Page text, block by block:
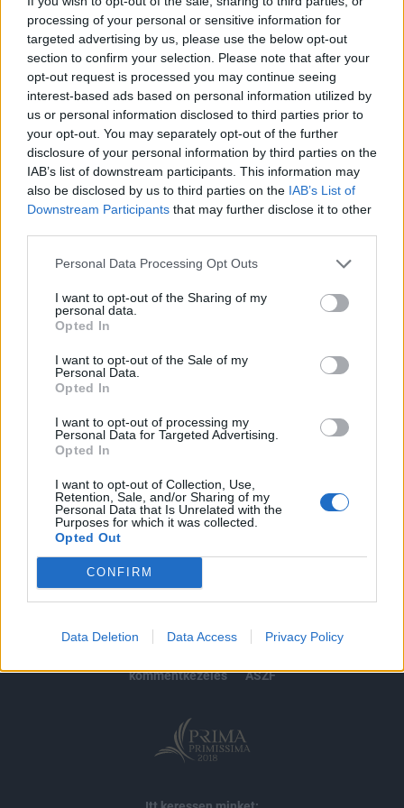
processing of your personal or sensitive information for
targeted advertising by us, please use the below opt-out
section to confirm your selection. Please note that after your
opt-out request is processed you may continue seeing
interest-based ads based on personal information utilized by
us or personal information disclosed to third parties prior to
your opt-out. You may separately opt-out of the further
disclosure of your personal information by third parties on the
IAB’s list of downstream participants. This information may
also be disclosed by us to third parties on the IAB’s List of
Downstream Participants that may further disclose it to other
Personal Data Processing Opt Outs
I want to opt-out of the Sharing of my
personal data.
Opted In
I want to opt-out of the Sale of my
Personal Data.
Opted In
I want to opt-out of processing my
Personal Data for Targeted Advertising.
Opted In
I want to opt-out of Collection, Use,
Retention, Sale, and/or Sharing of my
Personal Data that Is Unrelated with the
Purposes for which it was collected.
Opted Out
CONFIRM
Data Deletion Data Access Privacy Policy
emelt, a Citi pedig 9 965 forintra. A Citi új célára a tegnapi
záróárhoz képest 17,6 százalékkal magasabb, az
elemzőház ajánlása a korábbi semleges helyett vétel. A
céláremelést a Citi a következőkel indokolja: 1. a kockázati
költségek tartósan alacsonyan maradhatnak...
KEDVES OLVASÓNK!
A keresett cikk a portfolio.hu hírarchívumához
tartozik, melynek olvasása előfizetéses
regisztrációhoz kötött.
Az előfizetés a következőket tartalmazza:
Portfolio.hu teljes cikkarchívum
Kötéslisták: BÉT elmúlt 2 év napon belüli
kötéslistái
MÁR ELŐFIZETŐNK VAGY? BEJELENTKEZÉS
© 2026 Portfolio
szerzői jogok médiaajánlat
karrier
kommentkezelés
ÁSZF